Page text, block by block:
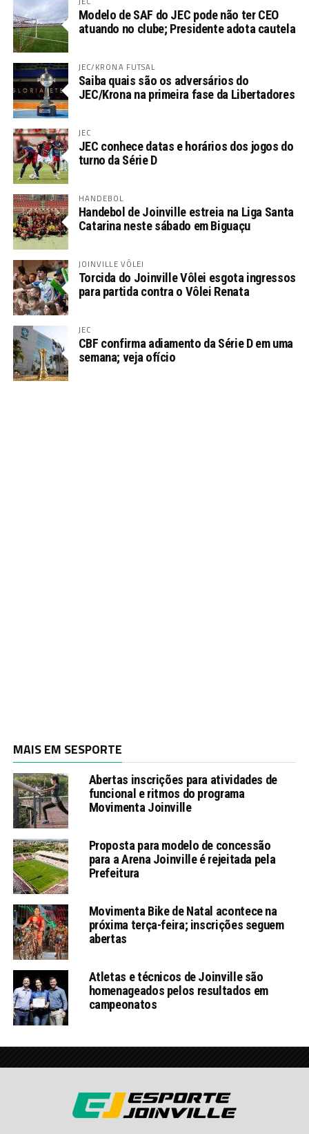
Modelo de SAF do JEC pode não ter CEO
atuando no clube; Presidente adota cautela
JEC/KRONA FUTSAL
Saiba quais são os adversários do
JEC/Krona na primeira fase da Libertadores
JEC
JEC conhece datas e horários dos jogos do
turno da Série D
HANDEBOL
Handebol de Joinville estreia na Liga Santa
Catarina neste sábado em Biguaçu
JOINVILLE VÔLEI
Torcida do Joinville Vôlei esgota ingressos
para partida contra o Vôlei Renata
JEC
CBF confirma adiamento da Série D em uma
semana; veja ofício
MAIS EM SESPORTE
Abertas inscrições para atividades de
funcional e ritmos do programa
Movimenta Joinville
Proposta para modelo de concessão
para a Arena Joinville é rejeitada pela
Prefeitura
Movimenta Bike de Natal acontece na
próxima terça-feira; inscrições seguem
abertas
Atletas e técnicos de Joinville são
homenageados pelos resultados em
campeonatos